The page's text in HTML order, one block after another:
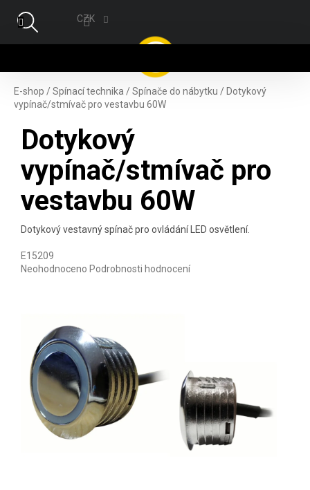
CZK
E-shop /Spínací technika /Spínače do nábytku / Dotykový
vypínač/stmívač pro vestavbu 60W
Dotykový
vypínač/stmívač pro
vestavbu 60W
Dotykový vestavný spínač pro ovládání LED osvětlení.
E15209
Průměrné hodnocení produktu je 0,0 z 5 hvězdiček.
Neohodnoceno Podrobnosti hodnocení